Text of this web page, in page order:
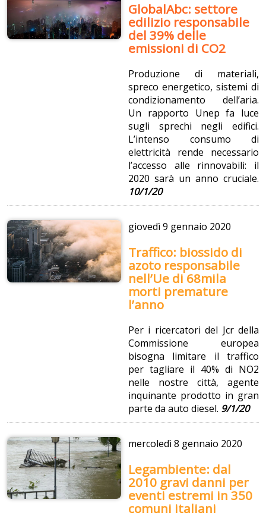
GlobalAbc: settore
edilizio responsabile
del 39% delle
emissioni di CO2
Produzione di materiali,
spreco energetico, sistemi di
condizionamento dell’aria.
Un rapporto Unep fa luce
sugli sprechi negli edifici.
L’intenso consumo di
elettricità rende necessario
l’accesso alle rinnovabili: il
2020 sarà un anno cruciale.
10/1/20
giovedì9 gennaio 2020
Traffico: biossido di
azoto responsabile
nell’Ue di 68mila
morti premature
l’anno
Per i ricercatori del Jcr della
Commissione europea
bisogna limitare il traffico
per tagliare il 40% di NO2
nelle nostre città, agente
inquinante prodotto in gran
parte da auto diesel. 9/1/20
mercoledì8 gennaio 2020
Legambiente: dal
2010 gravi danni per
eventi estremi in 350
comuni italiani